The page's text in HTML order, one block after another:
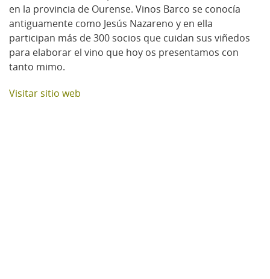
en la provincia de Ourense. Vinos Barco se conocía
antiguamente como Jesús Nazareno y en ella
participan más de 300 socios que cuidan sus viñedos
para elaborar el vino que hoy os presentamos con
tanto mimo.
Visitar sitio web